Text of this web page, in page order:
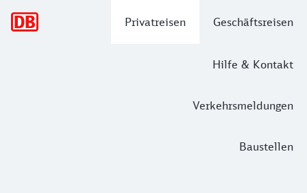
Privatreisen Geschäftsreisen
Hilfe & Kontakt
Verkehrsmeldungen
Baustellen